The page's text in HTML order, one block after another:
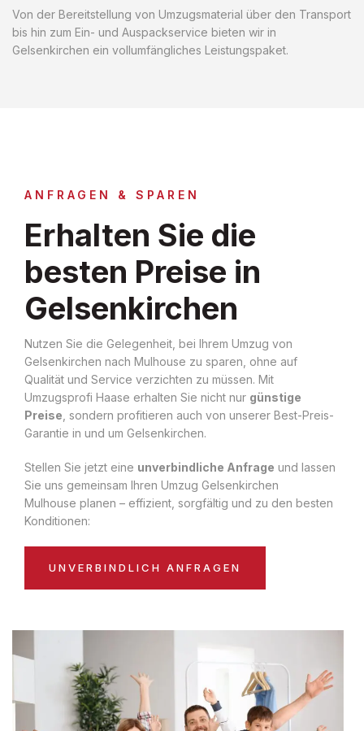
Von der Bereitstellung von Umzugsmaterial über den Transport
bis hin zum Ein- und Auspackservice bieten wir in
Gelsenkirchen ein vollumfängliches Leistungspaket.
ANFRAGEN & SPAREN
Erhalten Sie die
besten Preise in
Gelsenkirchen
Nutzen Sie die Gelegenheit, bei Ihrem Umzug von
Gelsenkirchen nach Mulhouse zu sparen, ohne auf
Qualität und Service verzichten zu müssen. Mit
Umzugsprofi Haase erhalten Sie nicht nur günstige
Preise , sondern profitieren auch von unserer Best-Preis-
Garantie in und um Gelsenkirchen.
Stellen Sie jetzt eine unverbindliche Anfrage und lassen
Sie uns gemeinsam Ihren Umzug Gelsenkirchen
Mulhouse planen – effizient, sorgfältig und zu den besten
Konditionen:
UNVERBINDLICH ANFRAGEN